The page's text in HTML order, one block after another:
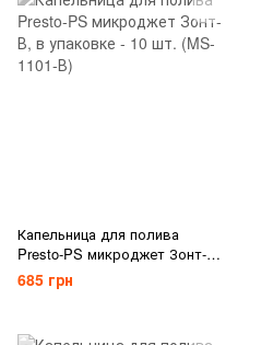
Капельница для полива
Presto-PS микроджет Зонт-В,
в упаковке - 10 шт. (MS-1101-
В)
685 грн